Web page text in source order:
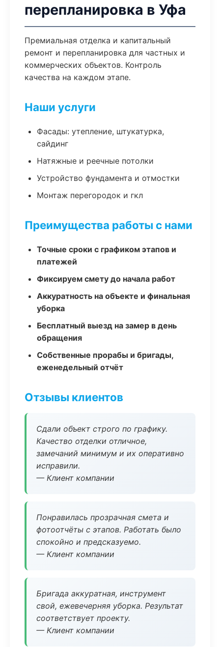
перепланировка в Уфа
Премиальная отделка и капитальный
ремонт и перепланировка для частных и
коммерческих объектов. Контроль
качества на каждом этапе.
Наши услуги
Фасады: утепление, штукатурка,
сайдинг
Натяжные и реечные потолки
Устройство фундамента и отмостки
Монтаж перегородок и гкл
Преимущества работы с нами
Точные сроки с графиком этапов и
платежей
Фиксируем смету до начала работ
Аккуратность на объекте и финальная
уборка
Бесплатный выезд на замер в день
обращения
Собственные прорабы и бригады,
еженедельный отчёт
Отзывы клиентов
Сдали объект строго по графику.
Качество отделки отличное,
замечаний минимум и их оперативно
исправили.
— Клиент компании
Понравилась прозрачная смета и
фотоотчёты с этапов. Работать было
спокойно и предсказуемо.
— Клиент компании
Бригада аккуратная, инструмент
свой, ежевечерняя уборка. Результат
соответствует проекту.
— Клиент компании